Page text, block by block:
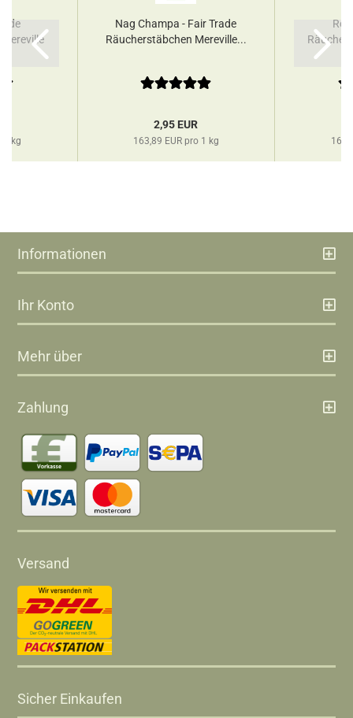
1 kg
Nag Champa - Fair Trade
Räucherstäbchen Mereville...
2,95 EUR
163,89 EUR pro 1 kg
Informationen
Ihr Konto
Mehr über
Zahlung
Versand
Sicher Einkaufen